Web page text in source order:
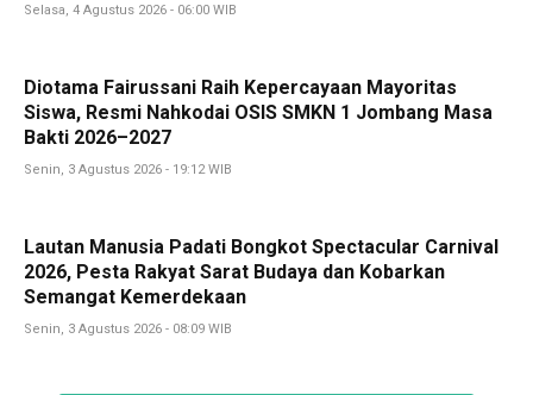
Selasa, 4 Agustus 2026 - 06:00 WIB
Diotama Fairussani Raih Kepercayaan Mayoritas
Siswa, Resmi Nahkodai OSIS SMKN 1 Jombang Masa
Bakti 2026–2027
Senin, 3 Agustus 2026 - 19:12 WIB
Lautan Manusia Padati Bongkot Spectacular Carnival
2026, Pesta Rakyat Sarat Budaya dan Kobarkan
Semangat Kemerdekaan
Senin, 3 Agustus 2026 - 08:09 WIB